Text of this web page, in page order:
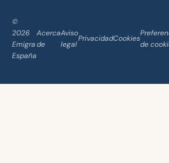
©
2026
Emigra
España
Acerca
de
Aviso
legal
PrivacidadCookies
de